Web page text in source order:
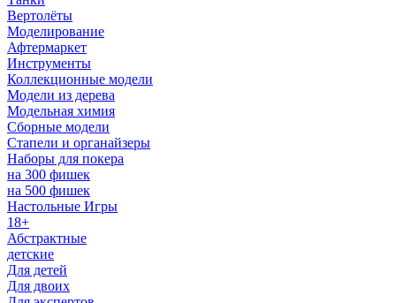
Вертолёты
Моделирование
Афтермаркет
Инструменты
Коллекционные модели
Модели из дерева
Модельная химия
Сборные модели
Стапели и органайзеры
Наборы для покера
на 300 фишек
на 500 фишек
Настольные Игры
18+
Абстрактные
детские
Для детей
Для двоих